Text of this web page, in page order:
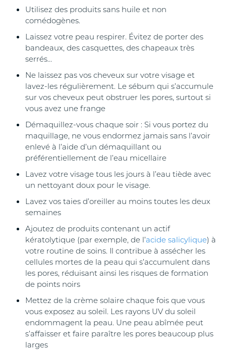
Utilisez des produits sans huile et non
comédogènes.
Laissez votre peau respirer. Évitez de porter des
bandeaux, des casquettes, des chapeaux très
serrés…
Ne laissez pas vos cheveux sur votre visage et
lavez-les régulièrement. Le sébum qui s’accumule
sur vos cheveux peut obstruer les pores, surtout si
vous avez une frange
Démaquillez-vous chaque soir : Si vous portez du
maquillage, ne vous endormez jamais sans l’avoir
enlevé à l’aide d’un démaquillant ou
préférentiellement de l’eau micellaire
Lavez votre visage tous les jours à l’eau tiède avec
un nettoyant doux pour le visage.
Lavez vos taies d’oreiller au moins toutes les deux
semaines
Ajoutez de produits contenant un actif
kératolytique (par exemple, de l’acide salicylique) à
votre routine de soins. Il contribue à assécher les
cellules mortes de la peau qui s’accumulent dans
les pores, réduisant ainsi les risques de formation
de points noirs
Mettez de la crème solaire chaque fois que vous
vous exposez au soleil. Les rayons UV du soleil
endommagent la peau. Une peau abîmée peut
s’affaisser et faire paraître les pores beaucoup plus
larges